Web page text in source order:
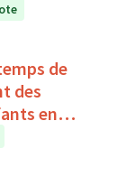
de
des
en